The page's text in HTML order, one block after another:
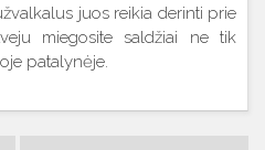
juos reikia derinti prie
miegosite saldžiai ne tik
patalynėje.